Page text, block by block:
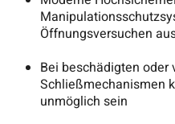
Öffnungsversuchen
Bei beschädigten oder
Schließmechanismen
unmöglich sein